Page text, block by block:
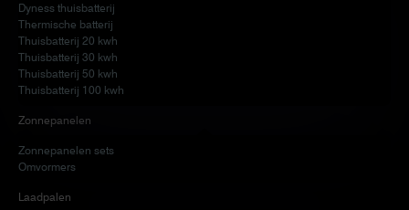
Dyness thuisbatterij
Thermische batterij
Thuisbatterij 20 kwh
Thuisbatterij 30 kwh
Thuisbatterij 50 kwh
Thuisbatterij 100 kwh
Zonnepanelen
Zonnepanelen sets
Omvormers
Laadpalen